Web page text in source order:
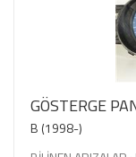
GÖSTERGE
B (1998-)